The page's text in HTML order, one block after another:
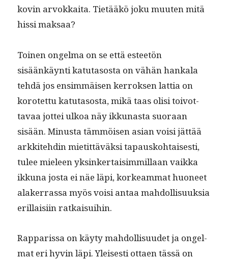
kovin arvokkai­ta. Tietääkö joku muuten mitä
hissi maksaa?
Toinen ongel­ma on se että esteetön
sisäänkäyn­ti katu­ta­sos­ta on vähän han­kala
tehdä jos ensim­mäisen ker­roksen lat­tia on
korotet­tu katu­ta­sos­ta, mikä taas olisi toiv­ot­
tavaa jot­tei ulkoa näy ikku­nas­ta suo­raan
sisään. Minus­ta täm­möisen asian voisi jät­tää
arkkite­hdin mietit­täväk­si tapausko­htais­es­ti,
tulee mieleen yksinker­taisim­mil­laan vaik­ka
ikku­na jos­ta ei näe läpi, korkeam­mat huoneet
alak­er­ras­sa myös voisi antaa mah­dol­lisuuk­sia
eril­laisi­in ratkaisuihin.
Rap­paris­sa on käy­ty mah­dol­lisu­udet ja ongel­
mat eri hyvin läpi. Yleis­es­ti ottaen tässä on